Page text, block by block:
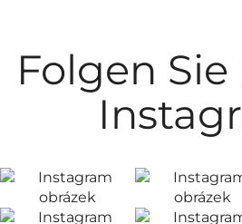
Folgen